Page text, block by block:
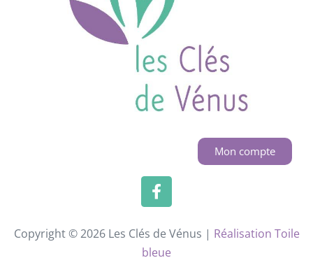
Mon compte
Copyright © 2026 Les Clés de Vénus | Réalisation Toile
bleue